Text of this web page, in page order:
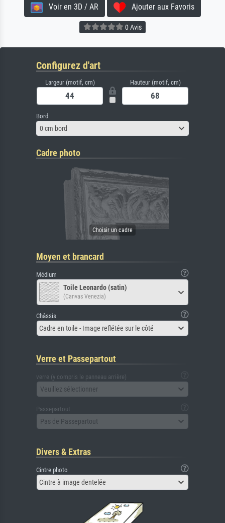
Voir en 3D / AR Ajouter aux Favoris
0 Avis
Configurez d'art
Largeur (motif, cm) Hauteur (motif, cm)
Bord
0 cm bord
Cadre photo
Moyen et brancard
Médium
Toile Leonardo (satin)
(Canvas Venezia)
Châssis
Cadre en toile - Image reflétée sur le côté
Verre et Passepartout
verre (y compris le panneau arrière)
Veuillez sélectionner
Passepartout
Pas de Passepartout
Divers & Extras
Cintre photo
Cintre à image dentelée